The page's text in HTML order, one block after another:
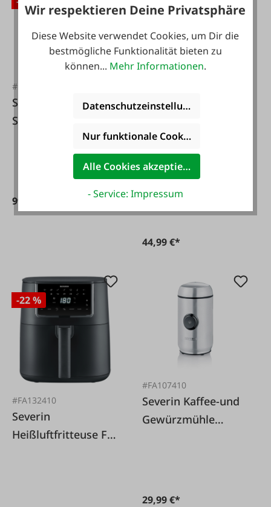
#FA125624
Severin Hand-und
Stielsauger 2-in-1
99,99 €*
Severin Handsauger
mit Akku, Nass- &
Trocken Funktion
44,99 €*
-22 %
#FA132410
Severin
Heißluftfritteuse FR
#FA107410
Severin Kaffee-und
Gewürzmühle
29,99 €*
Wir respektieren Deine Privatsphäre
Diese Website verwendet Cookies, um Dir die
bestmögliche Funktionalität bieten zu
können... Mehr Informationen.
Datenschutzeinstellungen
Nur funktionale Cookies akzeptieren
Alle Cookies akzeptieren
- Service: Impressum